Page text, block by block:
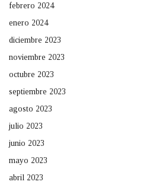
febrero 2024
enero 2024
diciembre 2023
noviembre 2023
octubre 2023
septiembre 2023
agosto 2023
julio 2023
junio 2023
mayo 2023
abril 2023